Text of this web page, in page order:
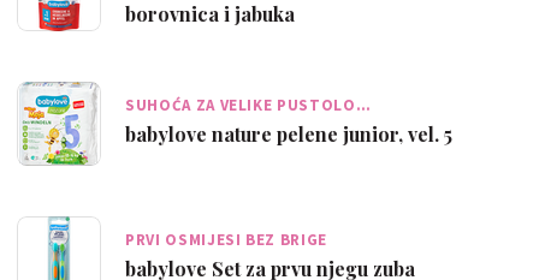
borovnica i jabuka
SUHOĆA ZA VELIKE PUSTOLO…
babylove nature pelene junior, vel. 5
PRVI OSMIJESI BEZ BRIGE
babylove Set za prvu njegu zuba